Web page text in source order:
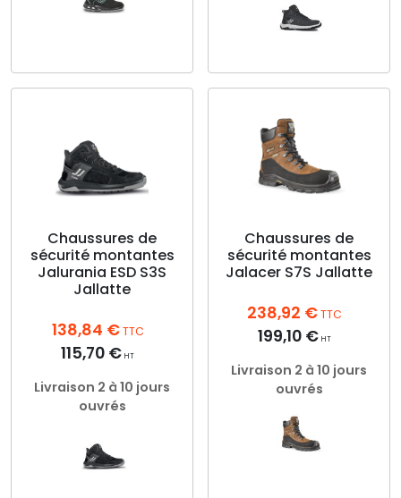
produit
a
options
peuvent
être
sur
la
page
du
produit
Les
options
peuvent
choisies
sur
la
du
produit
Chaussures de
sécurité montantes
Jalurania ESD S3S
Jallatte
138,84 € TTC
115,70 € HT
Livraison 2 à 10 jours
ouvrés
Chaussures de
sécurité montantes
Jalacer S7S Jallatte
238,92 €TTC
199,10 € HT
Livraison 2 à 10 jours
ouvrés